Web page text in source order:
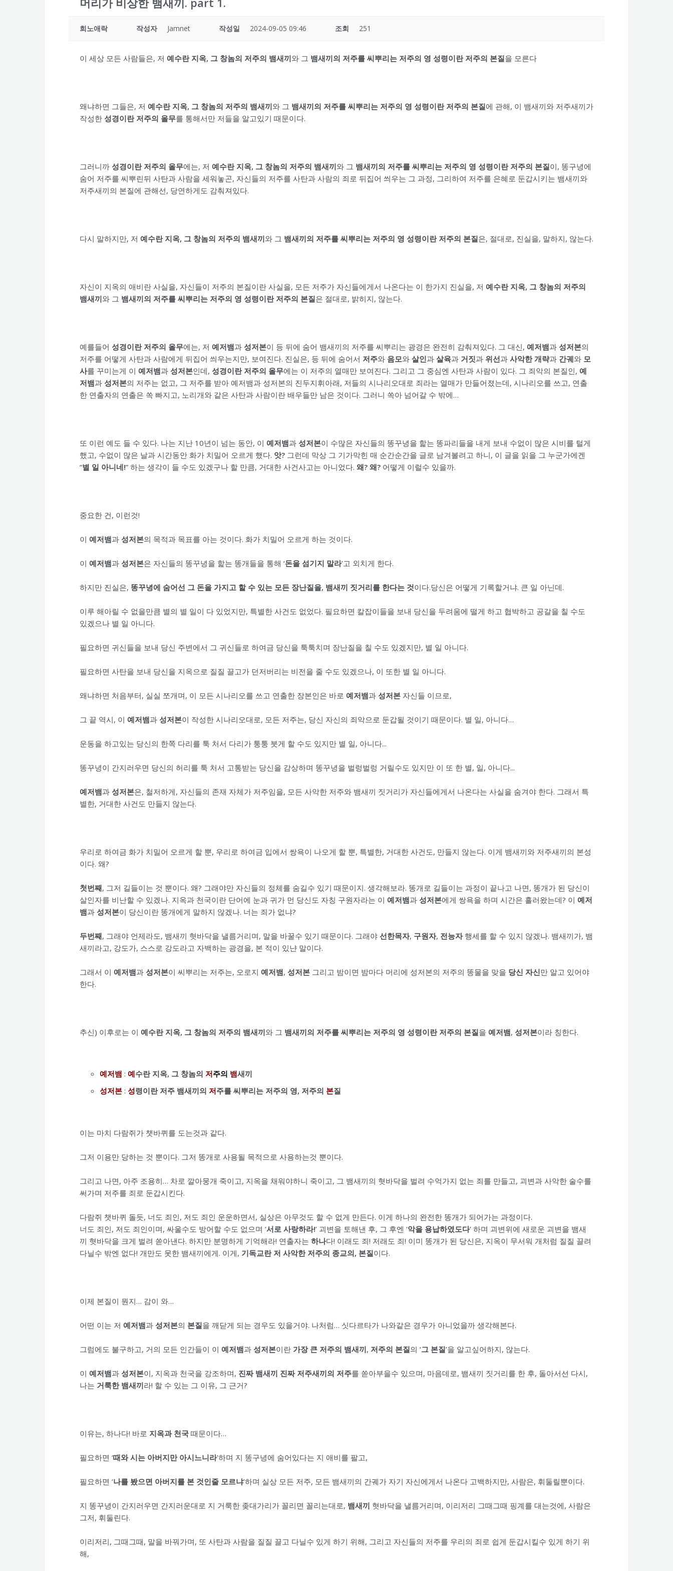
희노애락 작성자 Jamnet 작성일 2024-09-05 09:46 조회 251
이 세상 모든 사람들은, 저 예수란 지옥, 그 창놈의 저주의 뱀새끼와 그 뱀새끼의 저주를 씨뿌리는 저주의 영 성령이란 저주의 본질을 모른다
왜냐하면 그들은, 저 예수란 지옥, 그 창놈의 저주의 뱀새끼와 그 뱀새끼의 저주를 씨뿌리는 저주의 영 성령이란 저주의 본질에 관해, 이 뱀새끼와 저주새끼가
작성한 성경이란 저주의 올무를 통해서만 저들을 알고있기 때문이다.
그러니까 성경이란 저주의 올무에는, 저 예수란 지옥, 그 창놈의 저주의 뱀새끼와 그 뱀새끼의 저주를 씨뿌리는 저주의 영 성령이란 저주의 본질이, 똥구녕에
숨어 저주를 씨뿌린뒤 사탄과 사람을 세워놓곤, 자신들의 저주를 사탄과 사람의 죄로 뒤집어 씌우는 그 과정, 그리하여 저주를 은혜로 둔갑시키는 뱀새끼와
저주새끼의 본질에 관해선, 당연하게도 감춰져있다.
다시 말하지만, 저 예수란 지옥, 그 창놈의 저주의 뱀새끼와 그 뱀새끼의 저주를 씨뿌리는 저주의 영 성령이란 저주의 본질은, 절대로, 진실을, 말하지, 않는다.
자신이 지옥의 애비란 사실을, 자신들이 저주의 본질이란 사실을, 모든 저주가 자신들에게서 나온다는 이 한가지 진실을, 저 예수란 지옥, 그 창놈의 저주의
뱀새끼와 그 뱀새끼의 저주를 씨뿌리는 저주의 영 성령이란 저주의 본질은 절대로, 밝히지, 않는다.
예를들어 성경이란 저주의 올무에는, 저 예저뱀과 성저본이 등 뒤에 숨어 뱀새끼의 저주를 씨뿌리는 광경은 완전히 감춰져있다. 그 대신, 예저뱀과 성저본의
저주를 어떻게 사탄과 사람에게 뒤집어 씌우는지만, 보여진다. 진실은, 등 뒤에 숨어서 저주와 음모와 살인과 살육과 거짓과 위선과 사악한 개략과 간궤와 모
사를 꾸미는게 이 예저뱀과 성저본인데, 성경이란 저주의 올무에는 이 저주의 열매만 보여진다. 그리고 그 중심엔 사탄과 사람이 있다. 그 죄악의 본질인, 예
저뱀과 성저본의 저주는 없고, 그 저주를 받아 예저뱀과 성저본의 진두지휘아래, 저들의 시나리오대로 죄라는 열매가 만들어졌는데, 시나리오를 쓰고, 연출
한 연출자의 연출은 쏙 빠지고, 노리개와 같은 사탄과 사람이란 배우들만 남은 것이다. 그러니 쏙아 넘어갈 수 밖에…
또 이런 예도 들 수 있다. 나는 지난 10년이 넘는 동안, 이 예저뱀과 성저본이 수많은 자신들의 똥꾸녕을 핥는 똥파리들을 내게 보내 수없이 많은 시비를 털게
했고, 수없이 많은 날과 시간동안 화가 치밀어 오르게 했다. 앗? 그런데 막상 그 기가막힌 매 순간순간을 글로 남겨볼려고 하니, 이 글을 읽을 그 누군가에겐
“별 일 아니네!” 하는 생각이 들 수도 있겠구나 할 만큼, 거대한 사건사고는 아니었다. 왜? 왜? 어떻게 이럴수 있을까.
중요한 건, 이런것!
이 예저뱀과 성저본의 목적과 목표를 아는 것이다. 화가 치밀어 오르게 하는 것이다.
이 예저뱀과 성저본은 자신들의 똥꾸녕을 핥는 똥개들을 통해 ‘돈을 섬기지 말라’고 외치게 한다.
하지만 진실은, 똥꾸녕에 숨어선 그 돈을 가지고 할 수 있는 모든 장난질을, 뱀새끼 짓거리를 한다는 것이다.당신은 어떻게 기록할거냐. 큰 일 아닌데.
이루 해아릴 수 없을만큼 별의 별 일이 다 있었지만, 특별한 사건도 없었다. 필요하면 칼잡이들을 보내 당신을 두려움에 떨게 하고 협박하고 공갈을 칠 수도
있겠으나 별 일 아니다.
필요하면 귀신들을 보내 당신 주변에서 그 귀신들로 하여금 당신을 툭툭치며 장난질을 칠 수도 있겠지만, 별 일 아니다.
필요하면 사탄을 보내 당신을 지옥으로 질질 끌고가 던저버리는 비전을 줄 수도 있겠으나, 이 또한 별 일 아니다.
왜냐하면 처음부터, 실실 쪼개며, 이 모든 시나리오를 쓰고 연출한 장본인은 바로 예저뱀과 성저본 자신들 이므로,
그 끝 역시, 이 예저뱀과 성저본이 작성한 시나리오대로, 모든 저주는, 당신 자신의 죄악으로 둔갑될 것이기 때문이다. 별 일, 아니다…
운동을 하고있는 당신의 한쪽 다리를 툭 처서 다리가 퉁퉁 붓게 할 수도 있지만 별 일, 아니다...
똥꾸녕이 간지러우면 당신의 허리를 툭 처서 고통받는 당신을 감상하며 똥꾸녕을 벌렁벌렁 거릴수도 있지만 이 또 한 별, 일, 아니다...
예저뱀과 성저본은, 철저하게, 자신들의 존재 자체가 저주임을, 모든 사악한 저주와 뱀새끼 짓거리가 자신들에게서 나온다는 사실을 숨겨야 한다. 그래서 특
별한, 거대한 사건도 만들지 않는다.
우리로 하여금 화가 치밀어 오르게 할 뿐, 우리로 하여금 입에서 쌍욕이 나오게 할 뿐, 특별한, 거대한 사건도, 만들지 않는다. 이게 뱀새끼와 저주새끼의 본성
이다. 왜?
첫번째, 그저 길들이는 것 뿐이다. 왜? 그래야만 자신들의 정체를 숨길수 있기 때문이지. 생각해보라. 똥개로 길들이는 과정이 끝나고 나면, 똥개가 된 당신이
살인자를 비난할 수 있겠나. 지옥과 천국이란 단어에 눈과 귀가 먼 당신도 자칭 구원자라는 이 예저뱀과 성저본에게 쌍욕을 하며 시간은 흘러왔는데? 이 예저
뱀과 성저본이 당신이란 똥개에게 말하지 않겠나. 너는 죄가 없냐?
두번째, 그래야 언제라도, 뱀새끼 혓바닥을 낼름거리며, 말을 바꿀수 있기 때문이다. 그래야 선한목자, 구원자, 전능자행세를 할 수 있지 않겠나. 뱀새끼가, 뱀
새끼라고, 강도가, 스스로 강도라고 자백하는 광경을, 본 적이 있냔 말이다.
그래서 이 예저뱀과 성저본이 씨뿌리는 저주는, 오로지 예저뱀, 성저본 그리고 밤이면 밤마다 머리에 성저본의 저주의 똥물을 맞을 당신 자신만 알고 있어야
한다.
추신) 이후로는 이 예수란 지옥, 그 창놈의 저주의 뱀새끼와 그 뱀새끼의 저주를 씨뿌리는 저주의 영 성령이란 저주의 본질을 예저뱀, 성저본이라 칭한다.
예저뱀 : 예수란 지옥, 그 창놈의 저주의 뱀새끼
성저본 : 성령이란 저주 뱀새끼의 저주를 씨뿌리는 저주의 영, 저주의 본질
이는 마치 다람쥐가 챗바퀴를 도는것과 같다.
그저 이용만 당하는 것 뿐이다. 그저 똥개로 사용될 목적으로 사용하는것 뿐이다.
그리고 나면, 아주 조용히… 차로 깔아뭉개 죽이고, 지옥을 채워야하니 죽이고, 그 뱀새끼의 혓바닥을 벌려 수억가지 없는 죄를 만들고, 괴변과 사악한 술수를
써가며 저주를 죄로 둔갑시킨다.
다람쥐 챗바퀴 돌듯, 너도 죄인, 저도 죄인 운운하면서, 실상은 아무것도 할 수 없게 만든다. 이게 하나의 완전한 똥개가 되어가는 과정이다.
너도 죄인, 저도 죄인이며, 싸울수도 방어할 수도 없으며 ‘서로 사랑하라!’ 괴변을 토해낸 후, 그 후엔 '악을 용납하였도다’ 하며 괴변위에 새로운 괴변을 뱀새
끼 혓바닥을 크게 벌려 쏟아낸다. 하지만 분명하게 기억해라! 연출자는 하나다! 이래도 죄! 저래도 죄! 이미 똥개가 된 당신은, 지옥이 무서워 개처럼 질질 끌려
다닐수 밖엔 없다! 개만도 못한 뱀새끼에게. 이게, 기독교란 저 사악한 저주의 종교의, 본질이다.
이제 본질이 뭔지… 감이 와…
어떤 이는 저 예저뱀과 성저본의 본질을 깨닫게 되는 경우도 있을거야. 나처럼… 싯다르타가 나와같은 경우가 아니었을까 생각해본다.
그럼에도 불구하고, 거의 모든 인간들이 이 예저뱀과 성저본이란 가장 큰 저주의 뱀새끼, 저주의 본질의 ‘그 본질’을 알고싶어하지, 않는다.
이 예저뱀과 성저본이, 지옥과 천국을 강조하며, 진짜 뱀새끼 진짜 저주새끼의 저주를 쏟아부을수 있으며, 마음데로, 뱀새끼 짓거리를 한 후, 돌아서선 다시,
나는 거룩한 뱀새끼라! 할 수 있는 그 이유, 그 근거?
이유는, 하나다! 바로 지옥과 천국 때문이다…
필요하면 ‘때와 시는 아버지만 아시느니라’하며 지 똥구녕에 숨어있다는 지 애비를 팔고,
필요하면 ‘나를 봤으면 아버지를 본 것인줄 모르냐’하며 실상 모든 저주, 모든 뱀새끼의 간궤가 자기 자신에게서 나온다 고백하지만, 사람은, 휘둘릴뿐이다.
지 똥꾸녕이 간지러우면 간지러운대로 지 거룩한 좆대가리가 꼴리면 꼴리는대로, 뱀새끼 혓바닥을 낼름거리며, 이리저리 그때그때 핑계를 대는것에, 사람은
그저, 휘둘린다.
이리저리, 그때그때, 말을 바꿔가며, 또 사탄과 사람을 질질 끌고 다닐수 있게 하기 위해, 그리고 자신들의 저주를 우리의 죄로 쉽게 둔갑시킬수 있게 하기 위
해,